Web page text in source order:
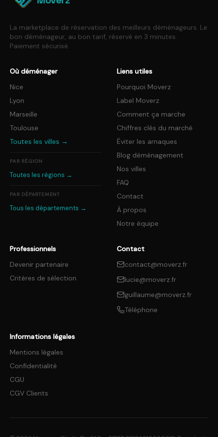
disponibilité du déménageur sélectionné.
La marketplace de réservation des meilleurs déménageurs. Le
bon déménageur, au bon tarif, réservé en 3 minutes.
Paiement sécurisé.
Où déménager
Nice
Lyon
Marseille
Toulouse
Toutes les villes →
PAR RÉGION
Toutes les régions →
PAR DÉPARTEMENT
Tous les départements →
Liens utiles
Pourquoi Moverz
Label Moverz
Comment ça marche
Chiffres clés du marché
Éviter les arnaques
Blog déménagement
Nos villes
FAQ
Contact
À propos
Notre équipe
Professionnels
Devenir partenaire
Critères de sélection
Contact
contact@moverz.fr
lucie@moverz.fr
guillaume@moverz.fr
Téléphone
Informations légales
Mentions légales
Confidentialité
CGU
CGV Clients